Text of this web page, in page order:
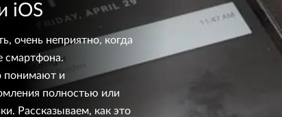
iOS
очень неприятно, когда
смартфона.
понимают и
полностью или
Рассказываем, как это